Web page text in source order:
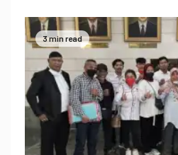
3 min read